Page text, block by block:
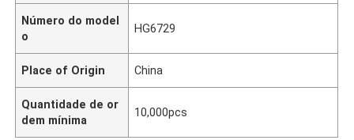
Número do model
o
HG6729
Place of Origin China
Quantidade de or
dem mínima
10,000pcs